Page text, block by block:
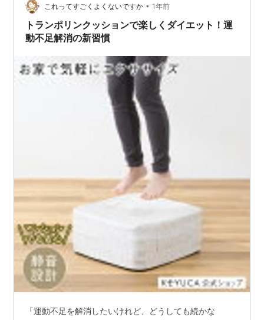
リンクッションの存在を思い出し、久し振りに跳んでみ
ることにしました。 跳んでみた結果 → 1分すら無理！ ネ
ットではよく「1日5分でOK！…
これってすごくよくないですか • 1年前
トランポリンクッションで楽しくダイエット！運
動不足解消の新習慣
「運動不足を解消したいけれど、どうしても続かな